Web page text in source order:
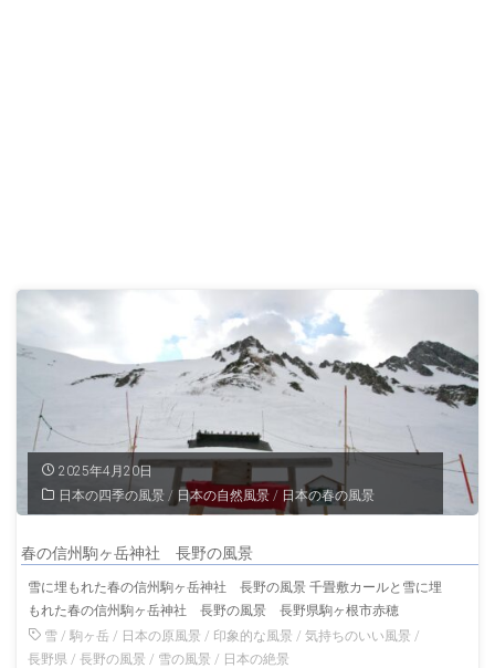
2025年4月20日
日本の四季の風景 / 日本の自然風景 / 日本の春の風景
春の信州駒ヶ岳神社 長野の風景
雪に埋もれた春の信州駒ヶ岳神社 長野の風景 千畳敷カールと雪に埋
もれた春の信州駒ヶ岳神社 長野の風景 長野県駒ヶ根市赤穂
雪 /駒ヶ岳 / 日本の原風景 / 印象的な風景 /気持ちのいい風景 /
長野県 /長野の風景 / 雪の風景 / 日本の絶景